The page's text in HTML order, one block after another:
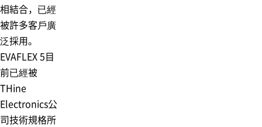
相結合，已經
被許多客戶廣
泛採用。
EVAFLEX 5目
前已經被
THine
Electronics公
司技術規格所